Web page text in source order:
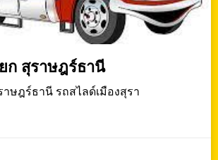
ก สุราษฎร์ธานี
ษฎร์ธานี รถสไลด์เมืองสุรา